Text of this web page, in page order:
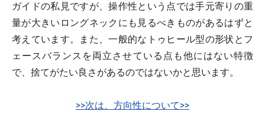
ガイドの私見ですが、操作性という点では手元寄りの重
量が大きいロングネックにも見るべきものがあるはずと
考えています。また、一般的なトゥヒール型の形状とフ
ェースバランスを両立させている点も他にはない特徴
で、捨てがたい良さがあるのではないかと思います。
>>次は、方向性について>>